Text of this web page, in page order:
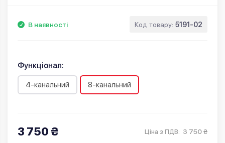
В наявності Код товару: 5191-02
Функціонал:
4-канальний 8-канальний
3 750 ₴ Ціна з ПДВ: 3 750 ₴